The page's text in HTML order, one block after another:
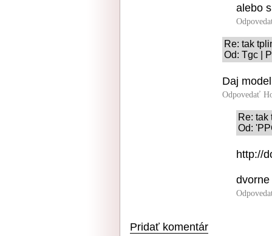
alebo
Re: tak
Od: Tgc |
Daj model
Odpovedať
Re: tak
Od:
http://
Pridať komentár